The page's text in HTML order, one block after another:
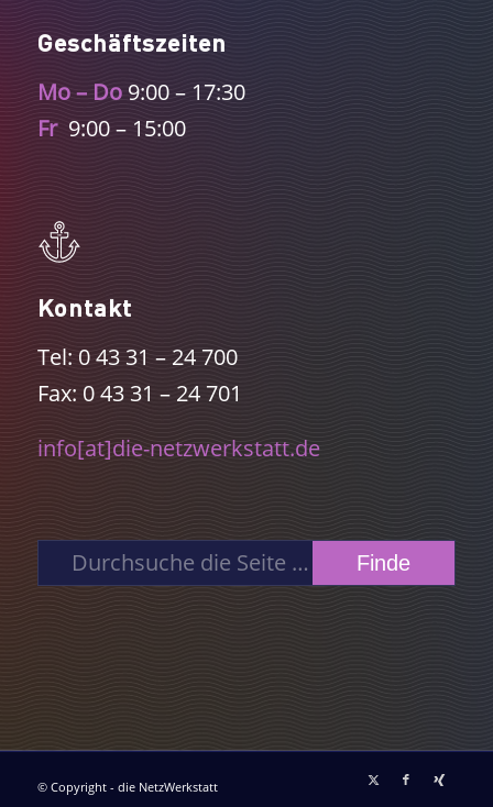
Geschäftszeiten
Mo – Do9:00 – 17:30
Fr9:00 – 15:00
Kontakt
Tel: 0 43 31 – 24 700
Fax: 0 43 31 – 24 701
info[at]die-netzwerkstatt.de
© Copyright - die NetzWerkstatt